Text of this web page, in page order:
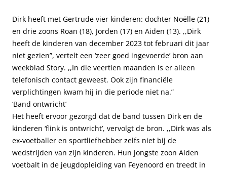
Dirk heeft met Gertrude vier kinderen: dochter Noëlle (21)
en drie zoons Roan (18), Jorden (17) en Aiden (13). ,,Dirk
heeft de kinderen van december 2023 tot februari dit jaar
niet gezien”, vertelt een ‘zeer goed ingevoerde’ bron aan
weekblad Story. ,,In die veertien maanden is er alleen
telefonisch contact geweest. Ook zijn financiële
verplichtingen kwam hij in die periode niet na.”
‘Band ontwricht’
Het heeft ervoor gezorgd dat de band tussen Dirk en de
kinderen ‘flink is ontwricht’, vervolgt de bron. ,,Dirk was als
ex-voetballer en sportliefhebber zelfs niet bij de
wedstrijden van zijn kinderen. Hun jongste zoon Aiden
voetbalt in de jeugdopleiding van Feyenoord en treedt in